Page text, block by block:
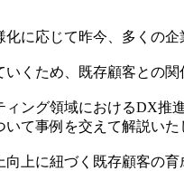
に応じて昨今、多くの企
くため、既存顧客との
ング領域におけるDX推
て事例を交えて解説いた
上に紐づく既存顧客の